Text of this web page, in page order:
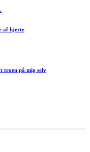
af hjerte
troen på mig selv